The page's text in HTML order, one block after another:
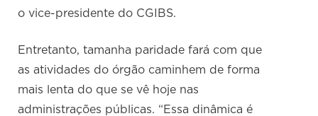
o vice-presidente do CGIBS.
Entretanto, tamanha paridade fará com que
as atividades do órgão caminhem de forma
mais lenta do que se vê hoje nas
administrações públicas. “Essa dinâmica é